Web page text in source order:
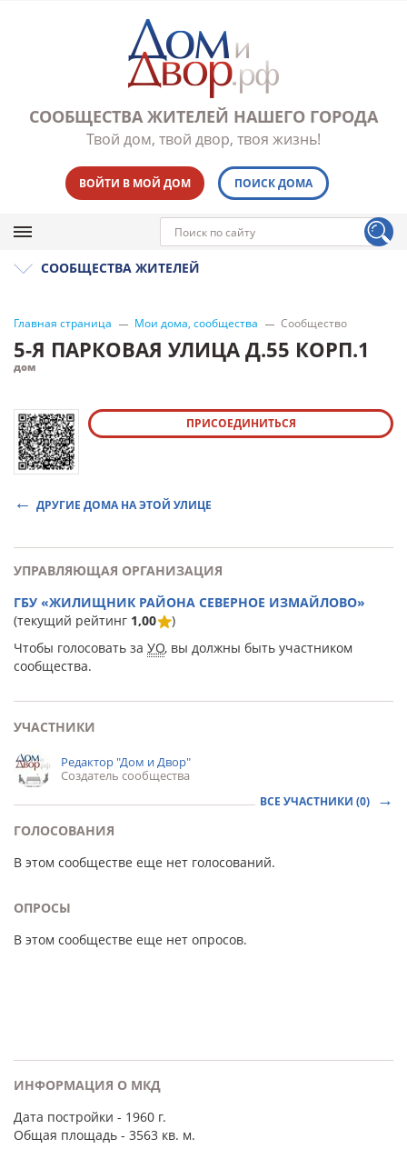
СООБЩЕСТВА ЖИТЕЛЕЙ НАШЕГО ГОРОДА
Твой дом, твой двор, твоя жизнь!
ВОЙТИ В МОЙ ДОМ ПОИСК ДОМА
СООБЩЕСТВА ЖИТЕЛЕЙ
Главная страница Мои дома, сообщества Сообщество
5-Я ПАРКОВАЯ УЛИЦА Д.55 КОРП.1
дом
ПРИСОЕДИНИТЬСЯ
ДРУГИЕ ДОМА НА ЭТОЙ УЛИЦЕ
УПРАВЛЯЮЩАЯ ОРГАНИЗАЦИЯ
ГБУ «ЖИЛИЩНИК РАЙОНА СЕВЕРНОЕ ИЗМАЙЛОВО»
(текущий рейтинг 1,00
)
Чтобы голосовать за УО, вы должны быть участником
сообщества.
УЧАСТНИКИ
Редактор "Дом и Двор"
Создатель сообщества
ВСЕ УЧАСТНИКИ (0)
ГОЛОСОВАНИЯ
В этом сообществе еще нет голосований.
ОПРОСЫ
В этом сообществе еще нет опросов.
ИНФОРМАЦИЯ О МКД
Дата постройки - 1960 г.
Общая площадь - 3563 кв. м.